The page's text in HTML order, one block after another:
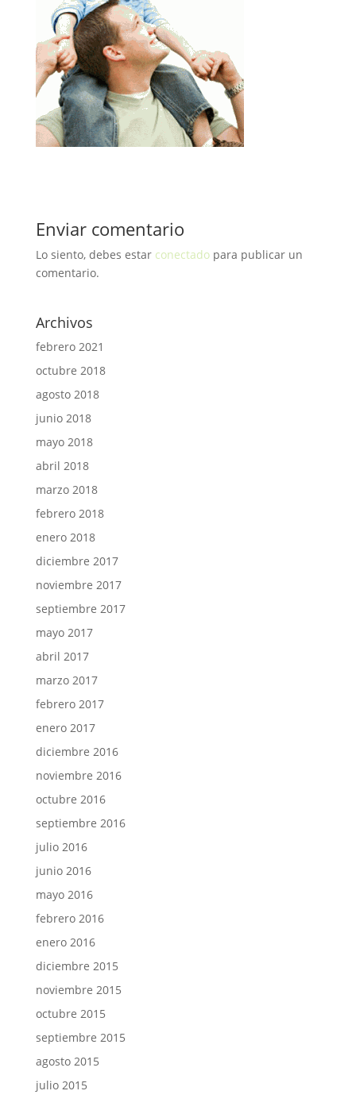
Enviar comentario
Lo siento, debes estar conectadopara publicar un
comentario.
Archivos
febrero 2021
octubre 2018
agosto 2018
junio 2018
mayo 2018
abril 2018
marzo 2018
febrero 2018
enero 2018
diciembre 2017
noviembre 2017
septiembre 2017
mayo 2017
abril 2017
marzo 2017
febrero 2017
enero 2017
diciembre 2016
noviembre 2016
octubre 2016
septiembre 2016
julio 2016
junio 2016
mayo 2016
febrero 2016
enero 2016
diciembre 2015
noviembre 2015
octubre 2015
septiembre 2015
agosto 2015
julio 2015